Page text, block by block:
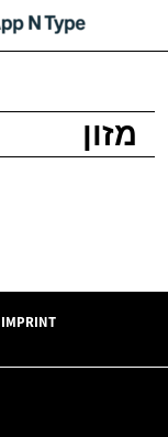
מזון
IMPRINT